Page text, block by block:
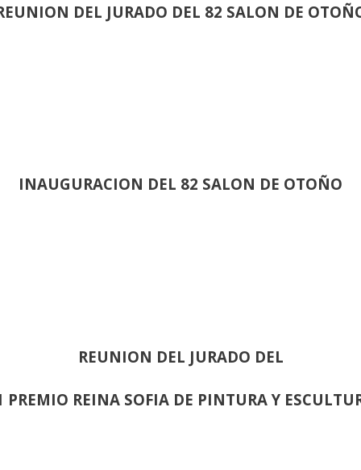
DEL JURADO DEL 82 SALON DE
INAUGURACION DEL 82 SALON DE OTOÑO
REUNION DEL JURADO DEL
PREMIO REINA SOFIA DE PINTURA Y